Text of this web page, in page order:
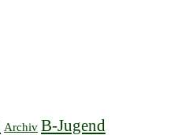
Archiv B-Jugend